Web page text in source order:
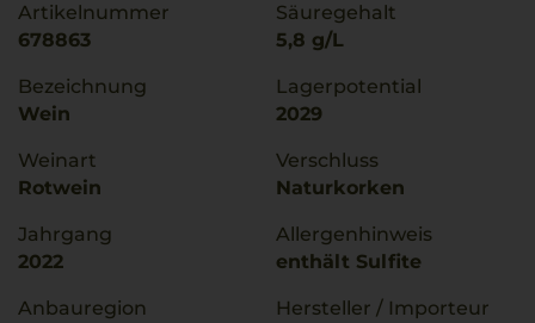
Artikelnummer
678863
Bezeichnung
Wein
Weinart
Rotwein
Jahrgang
2022
Anbauregion
Säuregehalt
5,8 g/L
Lagerpotential
2029
Verschluss
Naturkorken
Allergenhinweis
enthält Sulfite
Hersteller / Importeur